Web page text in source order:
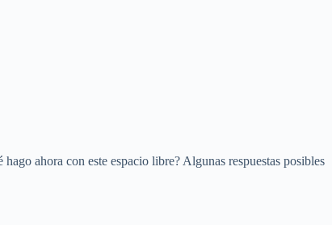
ahora con este espacio libre? Algunas respuestas posibles